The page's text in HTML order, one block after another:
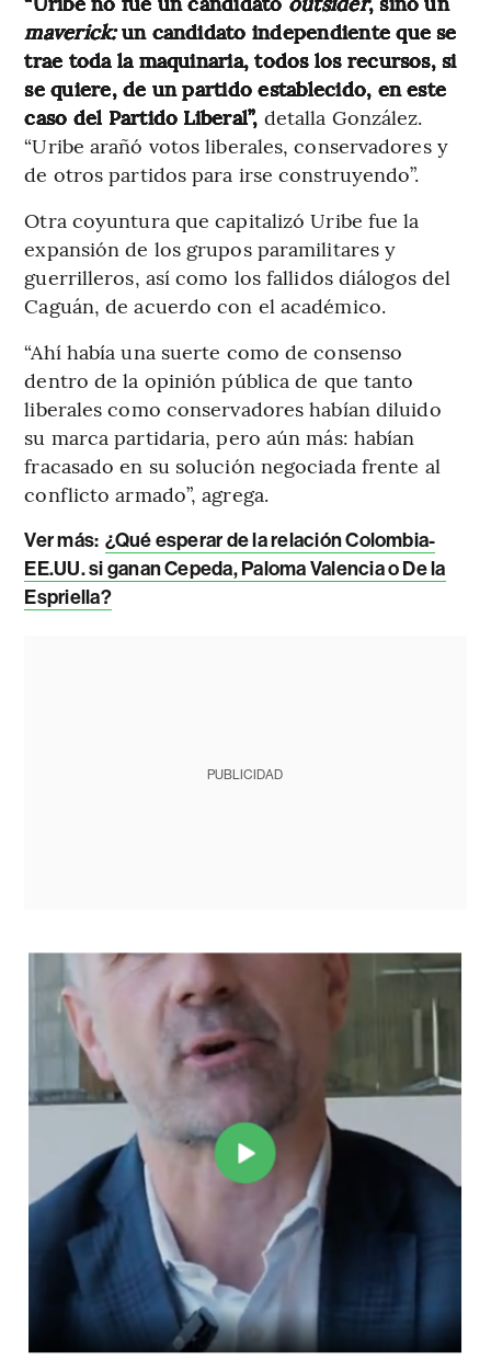
maverick:un candidato independiente que se
trae toda la maquinaria, todos los recursos, si
se quiere, de un partido establecido, en este
caso del Partido Liberal”, detalla González.
“Uribe arañó votos liberales, conservadores y
de otros partidos para irse construyendo”.
Otra coyuntura que capitalizó Uribe fue la
expansión de los grupos paramilitares y
guerrilleros, así como los fallidos diálogos del
Caguán, de acuerdo con el académico.
“Ahí había una suerte como de consenso
dentro de la opinión pública de que tanto
liberales como conservadores habían diluido
su marca partidaria, pero aún más: habían
fracasado en su solución negociada frente al
conflicto armado”, agrega.
Ver más: ¿Qué esperar de la relación Colombia-
EE.UU. si ganan Cepeda, Paloma Valencia o De la
Espriella?
PUBLICIDAD